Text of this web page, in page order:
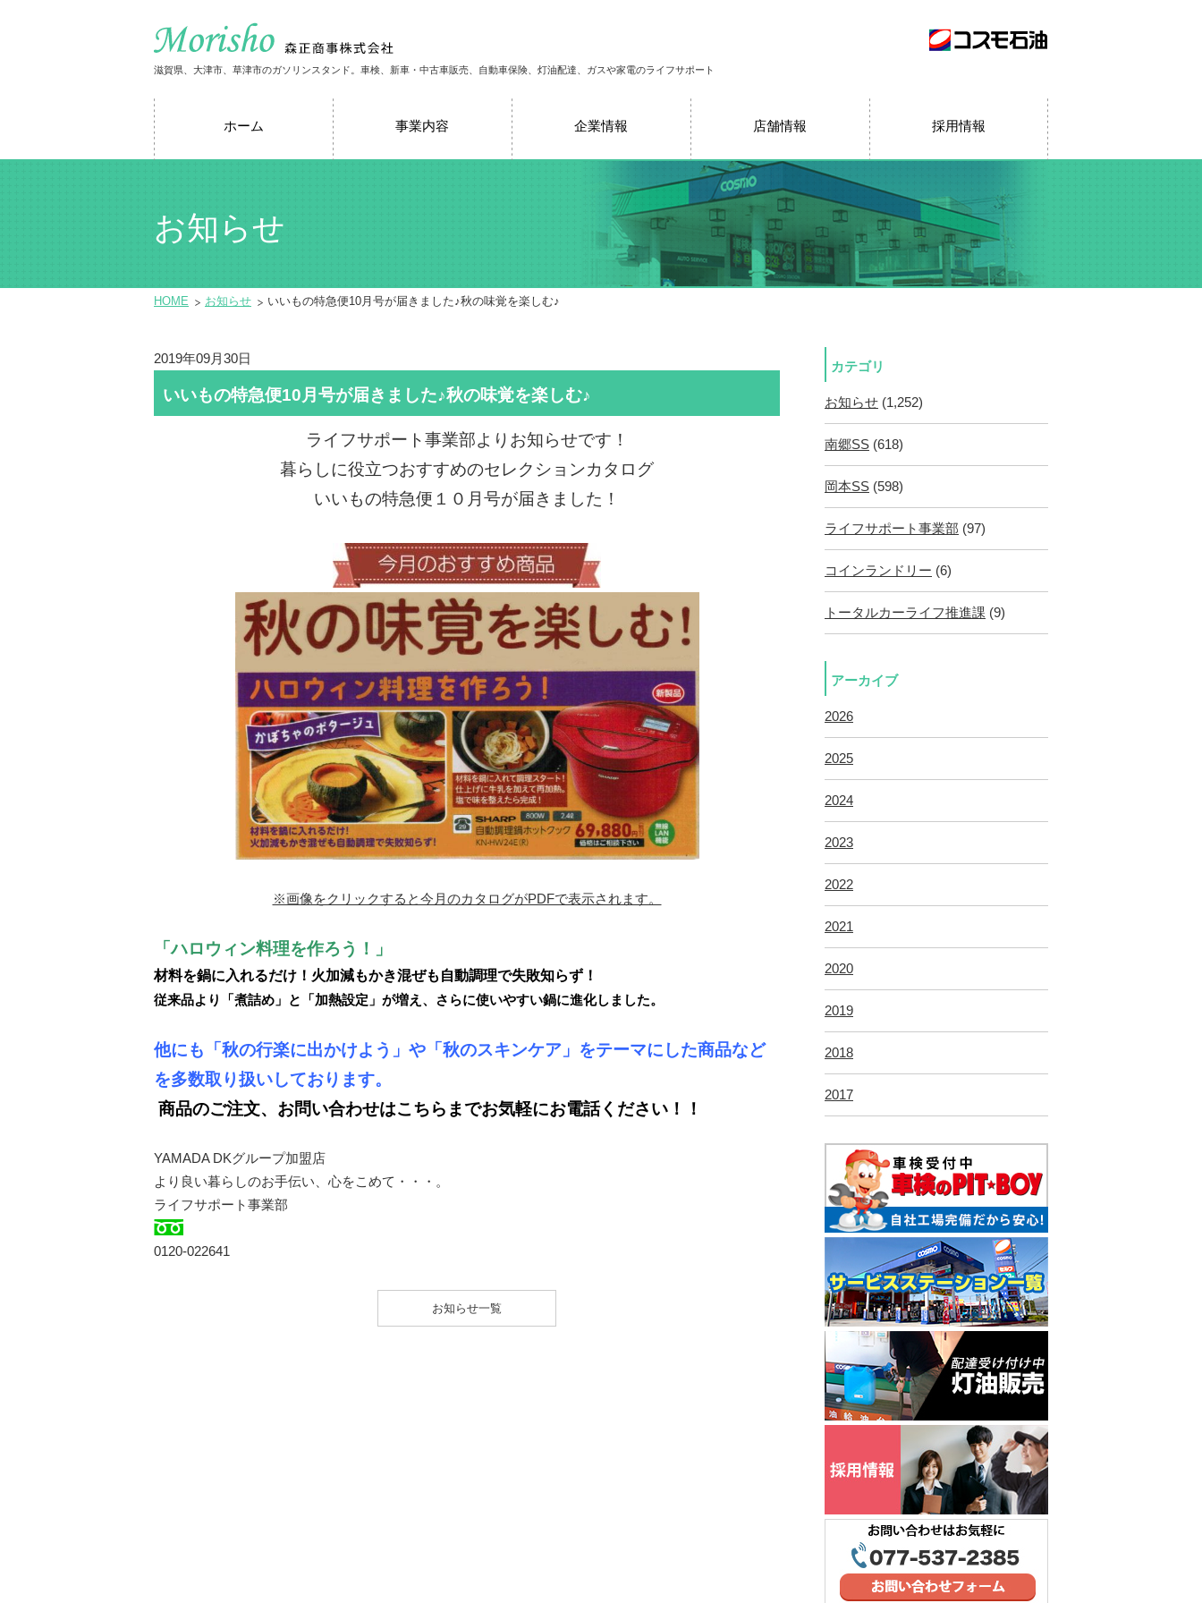
滋賀県、大津市、草津市のガソリンスタンド。車検、新車・中古車販売、自動車保険、灯油配達、ガスや家電のライフサポート
ホーム 事業内容 企業情報 店舗情報 採用情報
お知らせ
HOME お知らせ いいもの特急便10月号が届きました♪秋の味覚を楽しむ♪
2019年09月30日
いいもの特急便10月号が届きました♪秋の味覚を楽しむ♪
ライフサポート事業部よりお知らせです！
暮らしに役立つおすすめのセレクションカタログ
いいもの特急便１０月号が届きました！
※画像をクリックすると今月のカタログがPDFで表示されます。
「ハロウィン料理を作ろう！」
材料を鍋に入れるだけ！火加減もかき混ぜも自動調理で失敗知らず！
従来品より「煮詰め」と「加熱設定」が増え、さらに使いやすい鍋に進化しました。
他にも「秋の行楽に出かけよう」や「秋のスキンケア」をテーマにした商品など
を多数取り扱いしております。
商品のご注文、お問い合わせはこちらまでお気軽にお電話ください！！
YAMADA DKグループ加盟店
より良い暮らしのお手伝い、心をこめて・・・。
ライフサポート事業部
0120-022641
お知らせ一覧
カテゴリ
お知らせ (1,252)
南郷SS (618)
岡本SS (598)
ライフサポート事業部 (97)
コインランドリー (6)
トータルカーライフ推進課 (9)
アーカイブ
2026
2025
2024
2023
2022
2021
2020
2019
2018
2017